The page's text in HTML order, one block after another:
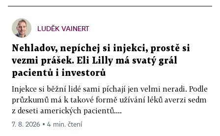
LUDĚK VAINERT
Nehladov, nepíchej si injekci, prostě si
vezmi prášek. Eli Lilly má svatý grál
pacientů i investorů
Injekce si běžní lidé sami píchají jen velmi neradi. Podle
průzkumů má k takové formě užívání léků averzi sedm
z deseti amerických pacientů....
7. 8. 2026 ▪ 4 min. čtení